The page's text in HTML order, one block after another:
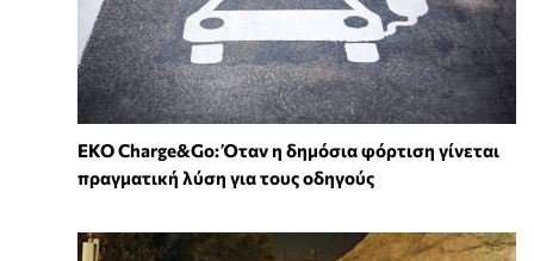
EKO Charge&Go: Όταν η δημόσια φόρτιση γίνεται
πραγματική λύση για τους οδηγούς